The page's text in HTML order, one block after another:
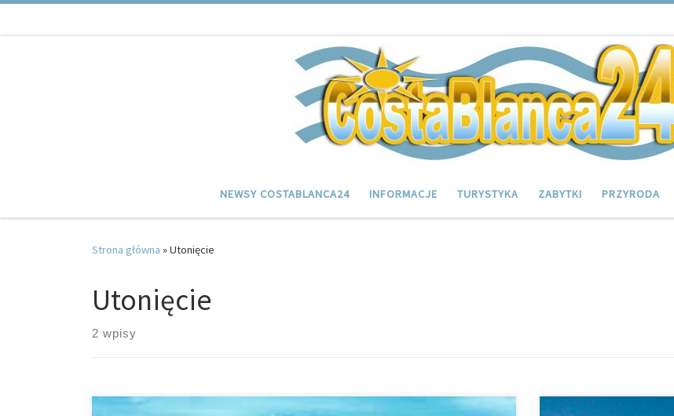
NEWSY COSTABLANCA24 INFORMACJE TURYSTYKA ZABYTKI PRZYRODA
Strona główna »Utonięcie
Utonięcie
2 wpisy